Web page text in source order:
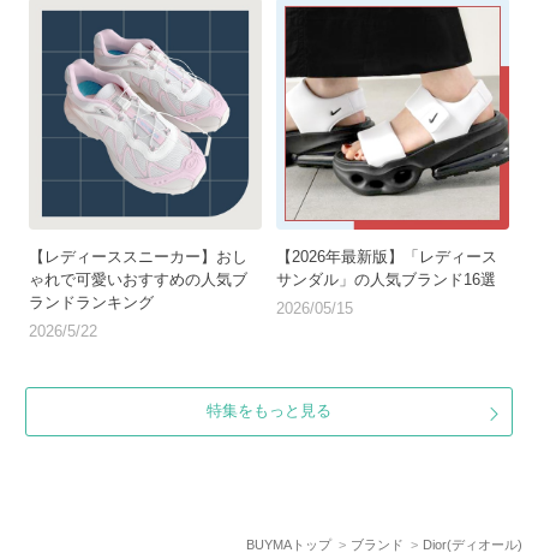
【レディーススニーカー】おし
ゃれで可愛いおすすめの人気ブ
ランドランキング
2026/5/22
【2026年最新版】「レディース
サンダル」の人気ブランド16選
2026/05/15
特集をもっと見る
BUYMAトップ ブランド Dior(ディオール)